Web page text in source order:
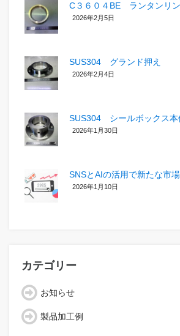
C３６０４BE ランタンリ
2026年2月5日
SUS304 グランド押え
2026年2月4日
SUS304 シールボックス本
2026年1月30日
SNSとAIの活用で新たな市場
2026年1月10日
カテゴリー
お知らせ
製品加工例